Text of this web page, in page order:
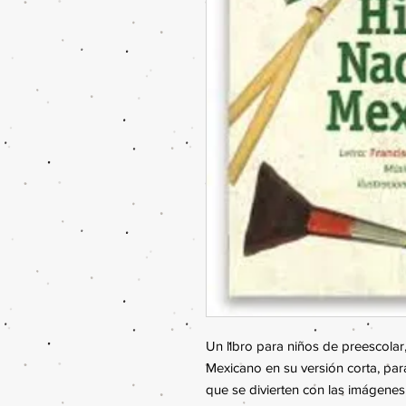
Un libro para niños de
Mexicano en su versión corta,
que se divierten con las